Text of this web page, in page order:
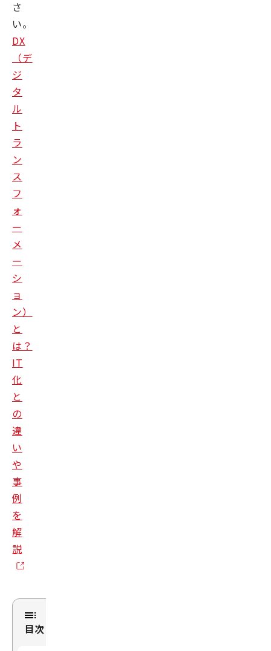
さ
い。
DX
（デ
ジ
タ
ル
ト
ラ
ン
ス
フ
ォ
ー
メ
ー
シ
ョ
ン）
と
は？
IT
化
と
の
違
い
や
事
例
を
解
説
目次